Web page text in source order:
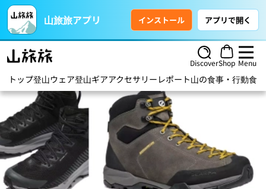
山旅旅アプリ インストール アプリで開く
DiscoverShop Menu
トップ登山ウェア登山ギアアクセサリー レポート山の食事・行動食